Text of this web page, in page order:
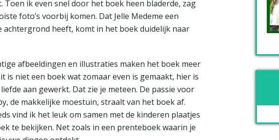
Toen ik even snel door het boek heen bladerde, zag
foto’s voorbij komen. Dat Jelle Medeme een
achtergrond heeft, komt in het boek duidelijk naar
afbeeldingen en illustraties maken het boek meer
is niet een boek wat zomaar even is gemaakt, hier is
aan gewerkt. Dat zie je meteen. De passie voor
de makkelijke moestuin, straalt van het boek af.
vind ik het leuk om samen met de kinderen plaatjes
te bekijken. Net zoals in een prenteboek waarin je